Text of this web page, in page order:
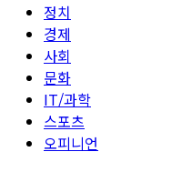
정치
경제
사회
문화
IT/과학
스포츠
오피니언